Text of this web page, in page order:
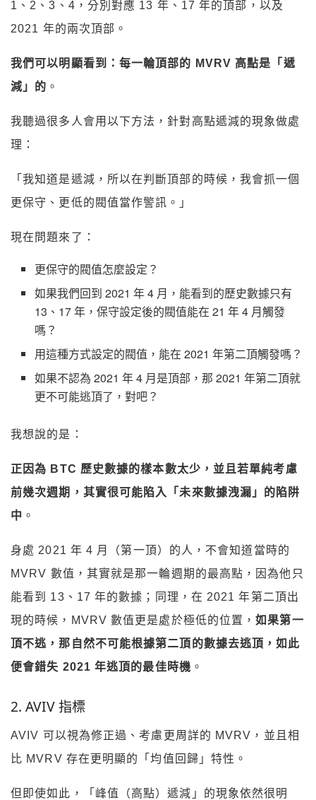
1、2、3、4，分別對應 13 年、17 年的頂部，以及
2021 年的兩次頂部。
我們可以明顯看到：每一輪頂部的 MVRV 高點是「遞
減」的 。
我聽過很多人會用以下方法，針對高點遞減的現象做處
理：
「我知道是遞減，所以在判斷頂部的時候，我會抓一個
更保守、更低的閥值當作警訊。」
現在問題來了：
更保守的閥值怎麼設定？
如果我們回到 2021 年 4 月，能看到的歷史數據只有
13、17 年，保守設定後的閥值能在 21 年 4 月觸發
嗎？
用這種方式設定的閥值，能在 2021 年第二頂觸發嗎？
如果不認為 2021 年 4 月是頂部，那 2021 年第二頂就
更不可能逃頂了，對吧？
我想說的是：
正因為 BTC 歷史數據的樣本數太少，並且若單純考慮
前幾次週期， 其實很可能陷入「未來數據洩漏」的陷阱
中 。
身處 2021 年 4 月（第一頂）的人，不會知道當時的
MVRV 數值， 其實就是那一輪週期的最高點，因為他只
能看到 13、17 年的數據；
同理，在 2021 年第二頂出
現的時候，MVRV 數值更是處於極低的位置，如果第一
頂不逃，那自然不可能根據第二頂的數據去逃頂，如此
便會錯失 2021 年逃頂的最佳時機 。
2. AVIV 指標
AVIV 可以視為修正過、考慮更周詳的 MVRV，並且相
比 MVRV 存在更明顯的「均值回歸」特性。
但即使如此，「峰值（高點）遞減」的現象依然很明